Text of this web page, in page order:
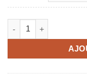
quantité de Bracelet